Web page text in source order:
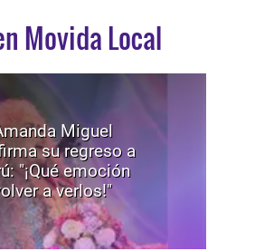
Movida Local
Miguel
su regreso a
"¡Qué emoción
a verlos!"